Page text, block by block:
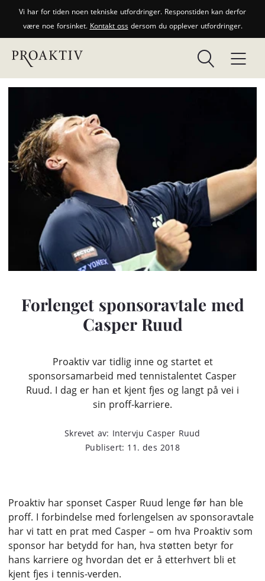
Vi har for tiden noen tekniske utfordringer. Responstiden kan derfor
være noe forsinket. Kontakt ossdersom du opplever utfordringer.
Forlenget sponsoravtale med
Casper Ruud
Proaktiv var tidlig inne og startet et
sponsorsamarbeid med tennistalentet Casper
Ruud. I dag er han et kjent fjes og langt på vei i
sin proff-karriere.
Skrevet av: Intervju Casper Ruud
Publisert: 11. des 2018
Proaktiv har sponset Casper Ruud lenge før han ble
proff. I forbindelse med forlengelsen av sponsoravtale
har vi tatt en prat med Casper – om hva Proaktiv som
sponsor har betydd for han, hva støtten betyr for
hans karriere og hvordan det er å etterhvert bli et
kjent fjes i tennis-verden.